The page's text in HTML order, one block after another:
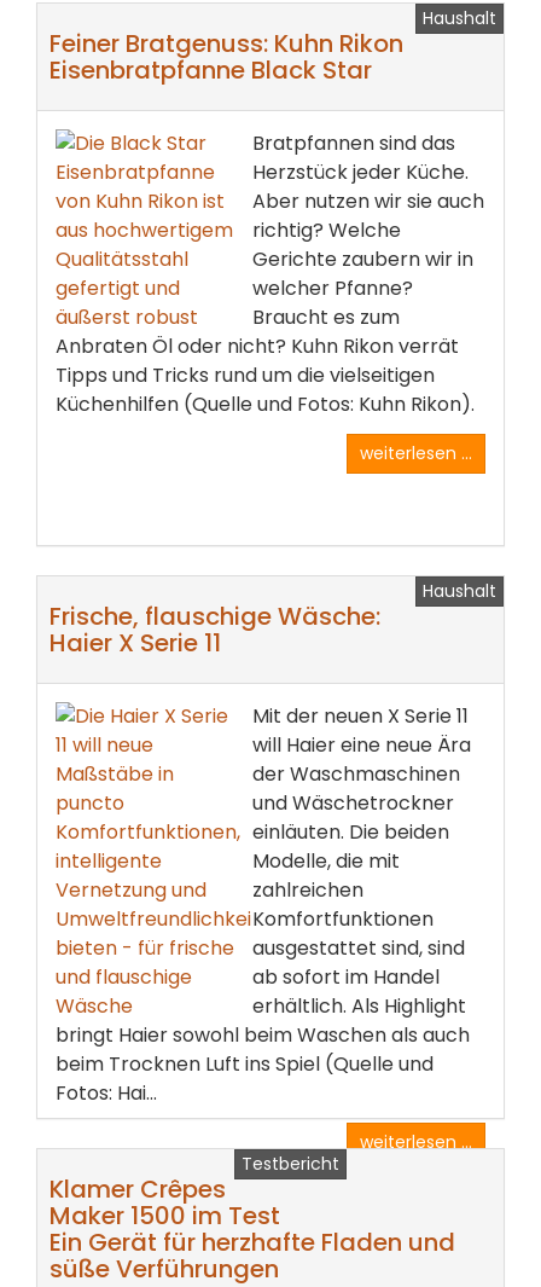
Haushalt
Feiner Bratgenuss: Kuhn Rikon
Eisenbratpfanne Black Star
Bratpfannen sind das
Herzstück jeder Küche.
Aber nutzen wir sie auch
richtig? Welche
Gerichte zaubern wir in
welcher Pfanne?
Braucht es zum
Anbraten Öl oder nicht? Kuhn Rikon verrät
Tipps und Tricks rund um die vielseitigen
Küchenhilfen (Quelle und Fotos: Kuhn Rikon).
weiterlesen ...
Haushalt
Frische, flauschige Wäsche:
Haier X Serie 11
Mit der neuen X Serie 11
will Haier eine neue Ära
der Waschmaschinen
und Wäschetrockner
einläuten. Die beiden
Modelle, die mit
zahlreichen
Komfortfunktionen
ausgestattet sind, sind
ab sofort im Handel
erhältlich. Als Highlight
bringt Haier sowohl beim Waschen als auch
beim Trocknen Luft ins Spiel (Quelle und
Fotos: Hai...
weiterlesen ...
Testbericht
Klamer Crêpes
Maker 1500 im Test
Ein Gerät für herzhafte Fladen und
süße Verführungen